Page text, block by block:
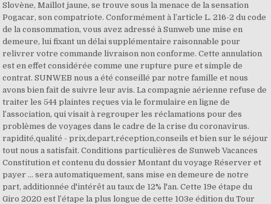
Slovène, Maillot jaune, se trouve sous la menace de la sensation
Pogacar, son compatriote. Conformément à l’article L. 216-2 du code
de la consommation, vous avez adressé à Sunweb une mise en
demeure, lui fixant un délai supplémentaire raisonnable pour
relivrer votre commande livraison non conforme. Cette annulation
est en effet considérée comme une rupture pure et simple de
contrat. SUNWEB nous a été conseillé par notre famille et nous
avons bien fait de suivre leur avis. La compagnie aérienne refuse de
traiter les 544 plaintes reçues via le formulaire en ligne de
l’association, qui visait à regrouper les réclamations pour des
problèmes de voyages dans le cadre de la crise du coronavirus.
rapidité,qualité - prix,depart,réception,conseils et bien sur le séjour
tout nous a satisfait. Conditions particulières de Sunweb Vacances
Constitution et contenu du dossier Montant du voyage Réserver et
payer ... sera automatiquement, sans mise en demeure de notre
part, additionnée d'intérêt au taux de 12% l'an. Cette 19e étape du
Giro 2020 est l’étape la plus longue de cette 103e édition du Tour